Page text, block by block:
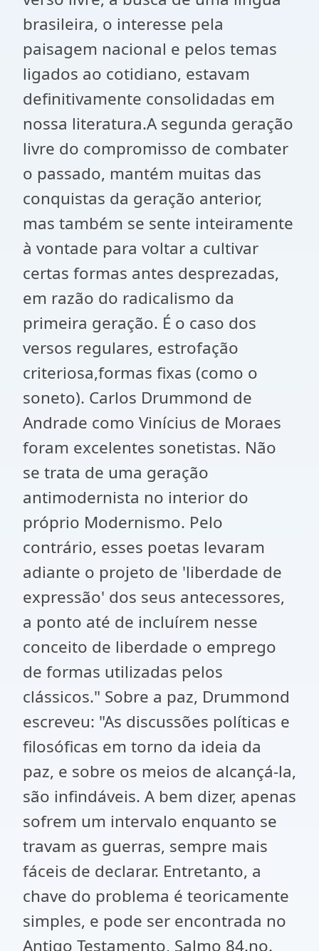
brasileira, o interesse pela
paisagem nacional e pelos temas
ligados ao cotidiano, estavam
definitivamente consolidadas em
nossa literatura.A segunda geração
livre do compromisso de combater
o passado, mantém muitas das
conquistas da geração anterior,
mas também se sente inteiramente
à vontade para voltar a cultivar
certas formas antes desprezadas,
em razão do radicalismo da
primeira geração. É o caso dos
versos regulares, estrofação
criteriosa,formas fixas (como o
soneto). Carlos Drummond de
Andrade como Vinícius de Moraes
foram excelentes sonetistas. Não
se trata de uma geração
antimodernista no interior do
próprio Modernismo. Pelo
contrário, esses poetas levaram
adiante o projeto de 'liberdade de
expressão' dos seus antecessores,
a ponto até de incluírem nesse
conceito de liberdade o emprego
de formas utilizadas pelos
clássicos." Sobre a paz, Drummond
escreveu: "As discussões políticas e
filosóficas em torno da ideia da
paz, e sobre os meios de alcançá-la,
são infindáveis. A bem dizer, apenas
sofrem um intervalo enquanto se
travam as guerras, sempre mais
fáceis de declarar. Entretanto, a
chave do problema é teoricamente
simples, e pode ser encontrada no
Antigo Testamento, Salmo 84.no.